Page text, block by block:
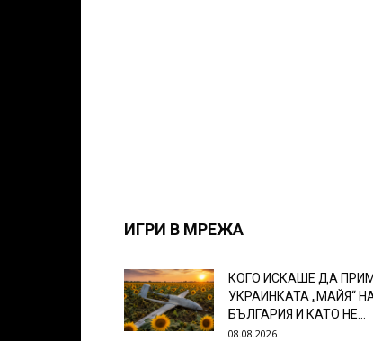
ИГРИ В МРЕЖА
КОГО ИСКАШЕ ДА
УКРАИНКАТА „МАЙЯ“
БЪЛГАРИЯ И КАТО НЕ...
08.08.2026